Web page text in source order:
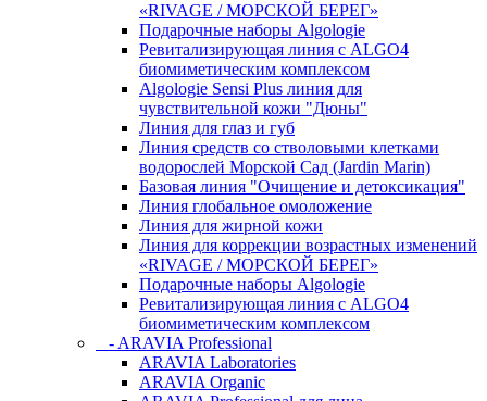
«RIVAGE / МОРСКОЙ БЕРЕГ»
Подарочные наборы Algologie
Ревитализирующая линия с ALGO4
биомиметическим комплексом
Algologie Sensi Plus линия для
чувcтвительной кожи "Дюны"
Линия для глаз и губ
Линия средств со стволовыми клетками
водорослей Морской Сад (Jardin Marin)
Базовая линия "Очищение и детоксикация"
Линия глобальное омоложение
Линия для жирной кожи
Линия для коррекции возрастных изменений
«RIVAGE / МОРСКОЙ БЕРЕГ»
Подарочные наборы Algologie
Ревитализирующая линия с ALGO4
биомиметическим комплексом
- ARAVIA Professional
ARAVIA Laboratories
ARAVIA Organic